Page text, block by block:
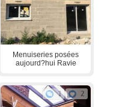
Menuiseries posées
aujourd?hui Ravie
1 2